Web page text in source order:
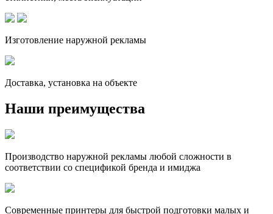
Изготовление наружной рекламы
Доставка, установка на объекте
Наши преимущества
Производство наружной рекламы любой сложности в
соответствии со спецификой бренда и имиджа
Современные принтеры для быстрой подготовки малых и